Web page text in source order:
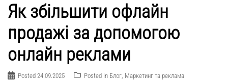
Як збільшити офлайн
продажі за допомогою
онлайн реклами
Posted 24.09.2025 Posted in Блог Маркетинг та реклама